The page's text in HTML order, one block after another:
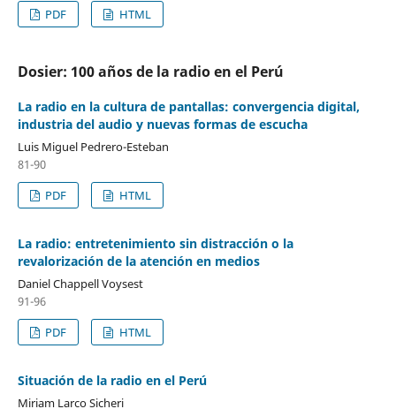
PDF
HTML
Dosier: 100 años de la radio en el Perú
La radio en la cultura de pantallas: convergencia digital,
industria del audio y nuevas formas de escucha
Luis Miguel Pedrero-Esteban
81-90
PDF
HTML
La radio: entretenimiento sin distracción o la
revalorización de la atención en medios
Daniel Chappell Voysest
91-96
PDF
HTML
Situación de la radio en el Perú
Miriam Larco Sicheri